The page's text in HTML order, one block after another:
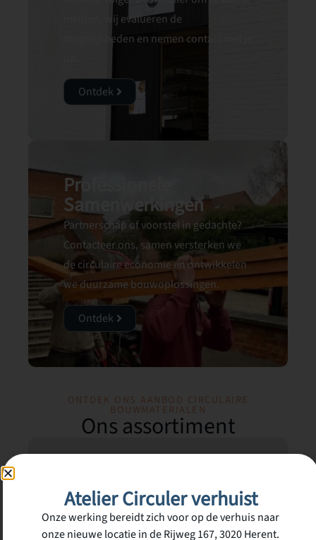
melden, wij evalueren de
mogelijkheden en nemen contact met je
Ontdek
Professionele
Samenwerkingen
Partnerschap of voorstel in gedachte?
Contacteer ons, samen versterken we
de circulaire economie en ontwikkelen
we duurzame bouwoplossingen.
Ontdek
ONTDEK ONS AANBOD CIRCULAIRE
BOUWMATERIALEN​
Ons assortiment
Hout SteenMetaalIsolatie
&
Akoestiek
Sanitair
&
Verwarming
Elektriciteit
&
Verlichting
Ramen
&
Deuren
Eigen
producten
Varia
Atelier Circuler verhuist
Onze werking bereidt zich voor op de verhuis naar
onze nieuwe locatie in de Rijweg 167, 3020 Herent.